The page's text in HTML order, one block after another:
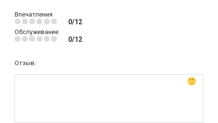
Впечатления
0/12
Обслуживание
0/12
Отзыв: